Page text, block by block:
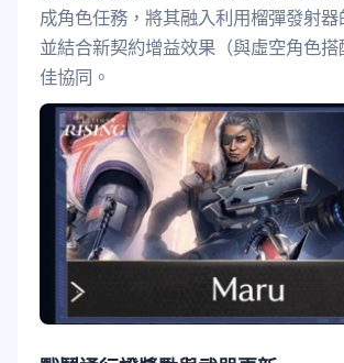
成角色任務，將其融入利用榴彈發射器
並結合新契約增益效果（與虛空角色
佳協同。